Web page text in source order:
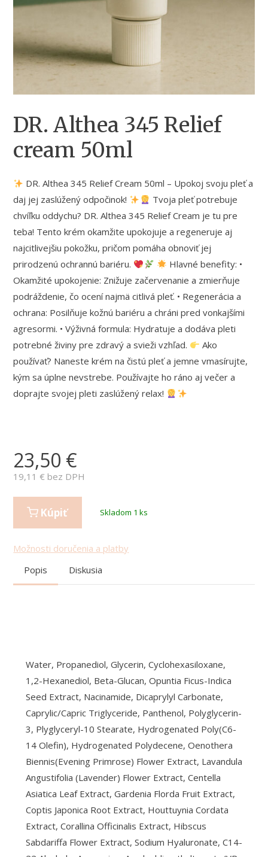
DR. Althea 345 Relief
cream 50ml
DR. Althea 345 Relief Cream 50ml – Upokoj svoju pleť a
daj jej zaslúžený odpočinok!
Tvoja pleť potrebuje
chvíľku oddychu? DR. Althea 345 Relief Cream je tu pre
teba! Tento krém okamžite upokojuje a regeneruje aj
najcitlivejšiu pokožku, pričom pomáha obnoviť jej
prirodzenú ochrannú bariéru.
Hlavné benefity: •
Okamžité upokojenie: Znižuje začervenanie a zmierňuje
podráždenie, čo ocení najmä citlivá pleť. • Regenerácia a
ochrana: Posilňuje kožnú bariéru a chráni pred vonkajšími
agresormi. • Výživná formula: Hydratuje a dodáva pleti
potrebné živiny pre zdravý a svieži vzhľad.
Ako
používať? Naneste krém na čistú pleť a jemne vmasírujte,
kým sa úplne nevstrebe. Používajte ho ráno aj večer a
doprajte svojej pleti zaslúžený relax!
23,50 €
19,11 € bez DPH
Kúpiť Skladom 1 ks
Možnosti doručenia a platby
Popis
Diskusia
Water, Propanediol, Glycerin, Cyclohexasiloxane,
1,2-Hexanediol, Beta-Glucan, Opuntia Ficus-Indica
Seed Extract, Nacinamide, Dicaprylyl Carbonate,
Caprylic/Capric Triglyceride, Panthenol, Polyglycerin-
3, Plyglyceryl-10 Stearate, Hydrogenated Poly(C6-
14 Olefin), Hydrogenated Polydecene, Oenothera
Biennis(Evening Primrose) Flower Extract, Lavandula
Angustifolia (Lavender) Flower Extract, Centella
Asiatica Leaf Extract, Gardenia Florda Fruit Extract,
Coptis Japonica Root Extract, Houttuynia Cordata
Extract, Corallina Officinalis Extract, Hibscus
Sabdariffa Flower Extract, Sodium Hyaluronate, C14-